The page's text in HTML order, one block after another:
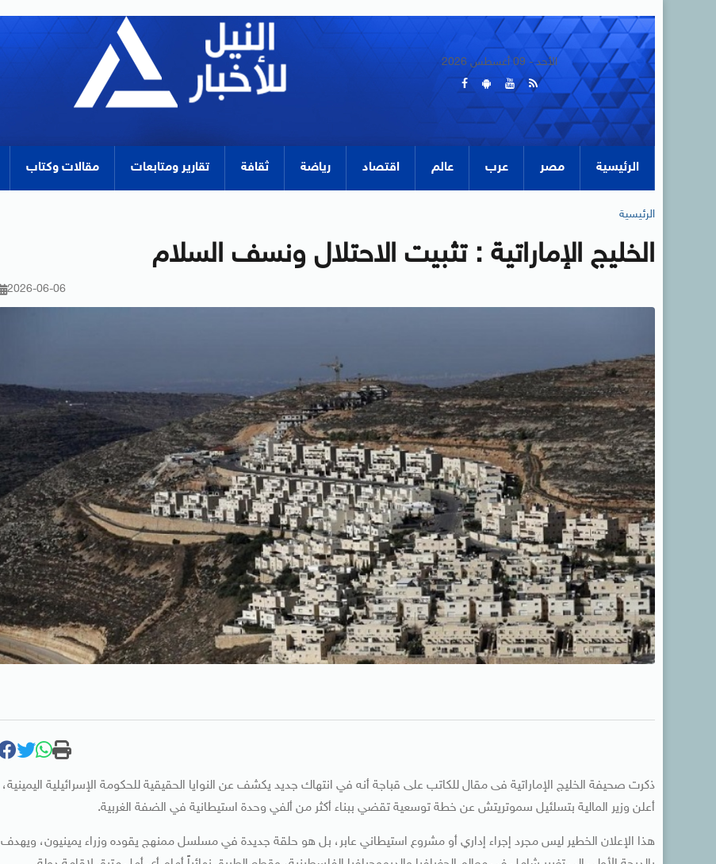
الأحد - 09 أغسطس 2026
الرئيسية مصر عرب عالم اقتصاد رياضة ثقافة تقارير ومتابعات مقالات وكتاب
الرئيسية
الخليج الإماراتية : تثبيت الاحتلال ونسف السلام
2026-06-06
ذكرت صحيفة الخليج الإماراتية فى مقال للكاتب على قباجة أنه في انتهاك جديد يكشف عن النوايا الحقيقية للحكومة الإسرائيلية اليمينية،
أعلن وزير المالية بتسلئيل سموتريتش عن خطة توسعية تقضي ببناء أكثر من ألفي وحدة استيطانية في الضفة الغربية.
هذا الإعلان الخطير ليس مجرد إجراء إداري أو مشروع استيطاني عابر، بل هو حلقة جديدة في مسلسل ممنهج يقوده وزراء يمينيون، ويهدف